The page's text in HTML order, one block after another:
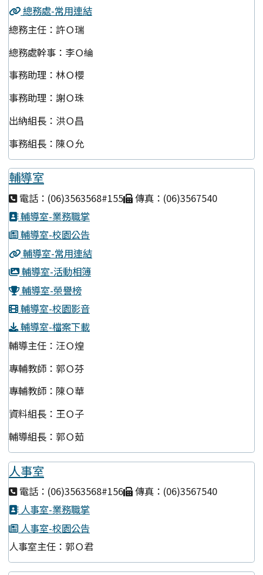
總務處-常用連結
總務主任：許Ｏ瑞
總務處幹事：李Ｏ綸
事務助理：林Ｏ櫻
事務助理：謝Ｏ珠
出納組長：洪Ｏ昌
事務組長：陳Ｏ允
輔導室
電話：(06)3563568#155
傳真：(06)3567540
輔導室-業務職掌
輔導室-校園公告
輔導室-常用連結
輔導室-活動相簿
輔導室-榮譽榜
輔導室-校園影音
輔導室-檔案下載
輔導主任：汪Ｏ煌
專輔教師：郭Ｏ芬
專輔教師：陳Ｏ華
資料組長：王Ｏ子
輔導組長：郭Ｏ茹
人事室
電話：(06)3563568#156
傳真：(06)3567540
人事室-業務職掌
人事室-校園公告
人事室主任：郭Ｏ君